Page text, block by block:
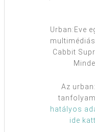
Urban:Eve
Cabbit
Az
hatályos
ide